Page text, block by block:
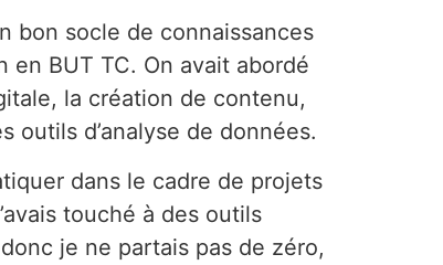
bon socle de connaissances
en BUT TC. On avait abordé
la création de contenu,
outils d’analyse de données.
dans le cadre de projets
touché à des outils
je ne partais pas de zéro,